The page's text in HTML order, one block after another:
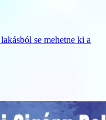
se mehetne ki a